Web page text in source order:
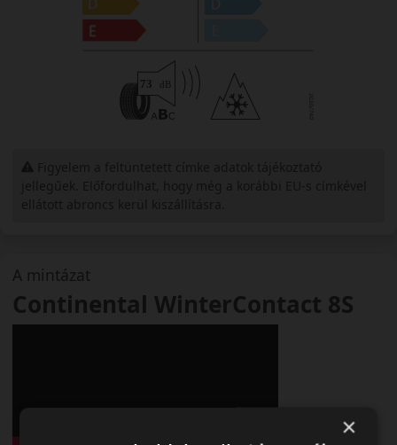
A mintázat
Continental WinterContact 8S
×